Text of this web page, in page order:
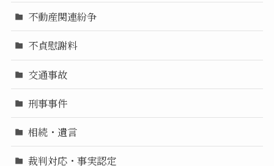
不動産関連紛争
不貞慰謝料
交通事故
刑事事件
相続・遺言
裁判対応・事実認定